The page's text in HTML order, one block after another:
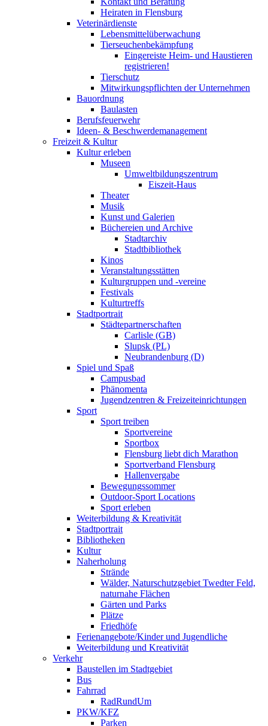
Heiraten in Flensburg
Veterinärdienste
Lebensmittelüberwachung
Tierseuchenbekämpfung
Eingereiste Heim- und Haustieren
registrieren!
Tierschutz
Mitwirkungspflichten der Unternehmen
Bauordnung
Baulasten
Berufsfeuerwehr
Ideen- & Beschwerdemanagement
Freizeit & Kultur
Kultur erleben
Museen
Umweltbildungszentrum
Eiszeit-Haus
Theater
Musik
Kunst und Galerien
Büchereien und Archive
Stadtarchiv
Stadtbibliothek
Kinos
Veranstaltungsstätten
Kulturgruppen und -vereine
Festivals
Kulturtreffs
Stadtportrait
Städtepartnerschaften
Carlisle (GB)
Slupsk (PL)
Neubrandenburg (D)
Spiel und Spaß
Campusbad
Phänomenta
Jugendzentren & Freizeiteinrichtungen
Sport
Sport treiben
Sportvereine
Sportbox
Flensburg liebt dich Marathon
Sportverband Flensburg
Hallenvergabe
Bewegungssommer
Outdoor-Sport Locations
Sport erleben
Weiterbildung & Kreativität
Stadtportrait
Bibliotheken
Kultur
Naherholung
Strände
Wälder, Naturschutzgebiet Twedter Feld,
naturnahe Flächen
Gärten und Parks
Plätze
Friedhöfe
Ferienangebote/Kinder und Jugendliche
Weiterbildung und Kreativität
Verkehr
Baustellen im Stadtgebiet
Bus
Fahrrad
RadRundUm
PKW/KFZ
Parken